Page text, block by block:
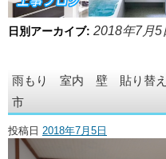
・悪臭調査
・ここに水栓がほしい
日別アーカイブ: 2018年7月5
雨もり 室内 壁 貼り替
市
投稿日 2018年7月5日